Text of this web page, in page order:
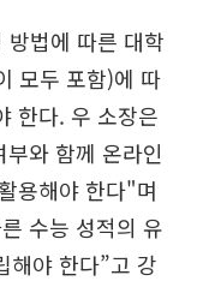
방법에 따른 대학
모두 포함)에 따
한다. 우 소장은
와 함께 온라인
용해야 한다"며
수능 성적의 유
해야 한다”고 강